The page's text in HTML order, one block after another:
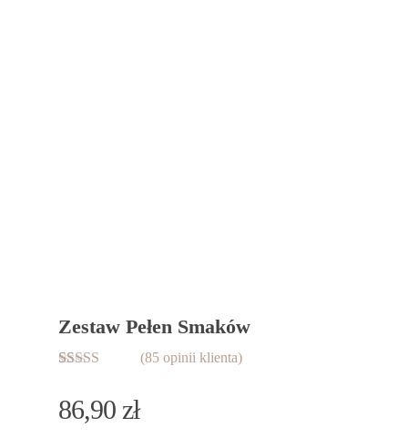
Zestaw Pełen Smaków
podstawie
ocen
(85 opinii klienta)
86,90 zł